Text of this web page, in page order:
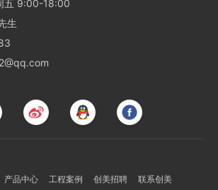
五 9:00-18:00
生
产品中心 工程案例 创美招聘 联系创美